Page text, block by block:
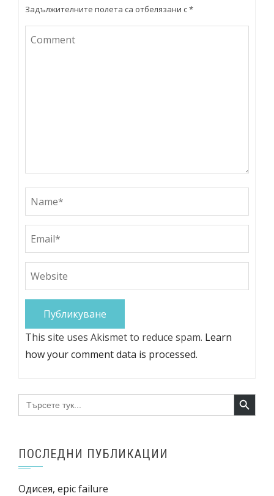
Задължителните полета са отбелязани с*
This site uses Akismet to reduce spam. Learn
how your comment data is processed.
Search
for:
Search Button
ПОСЛЕДНИ ПУБЛИКАЦИИ
Одисея, epic failure